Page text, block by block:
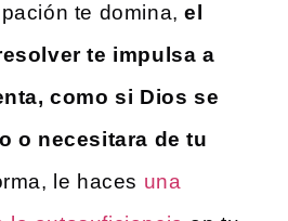
te domina,el
te impulsa a
como si Dios se
o necesitara de tu
le haces una